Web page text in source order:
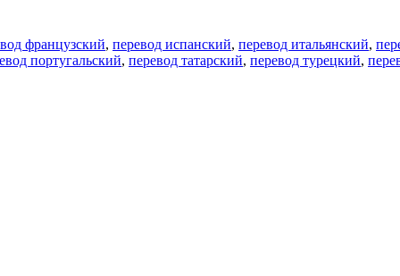
французский, перевод испанский, перевод итальянский,
португальский, перевод татарский, перевод турецкий,